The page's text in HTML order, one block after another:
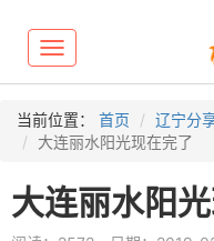
Toggle
navigation
当前位置： 首页 辽宁分
大连丽水阳光现在完了
大连丽水阳